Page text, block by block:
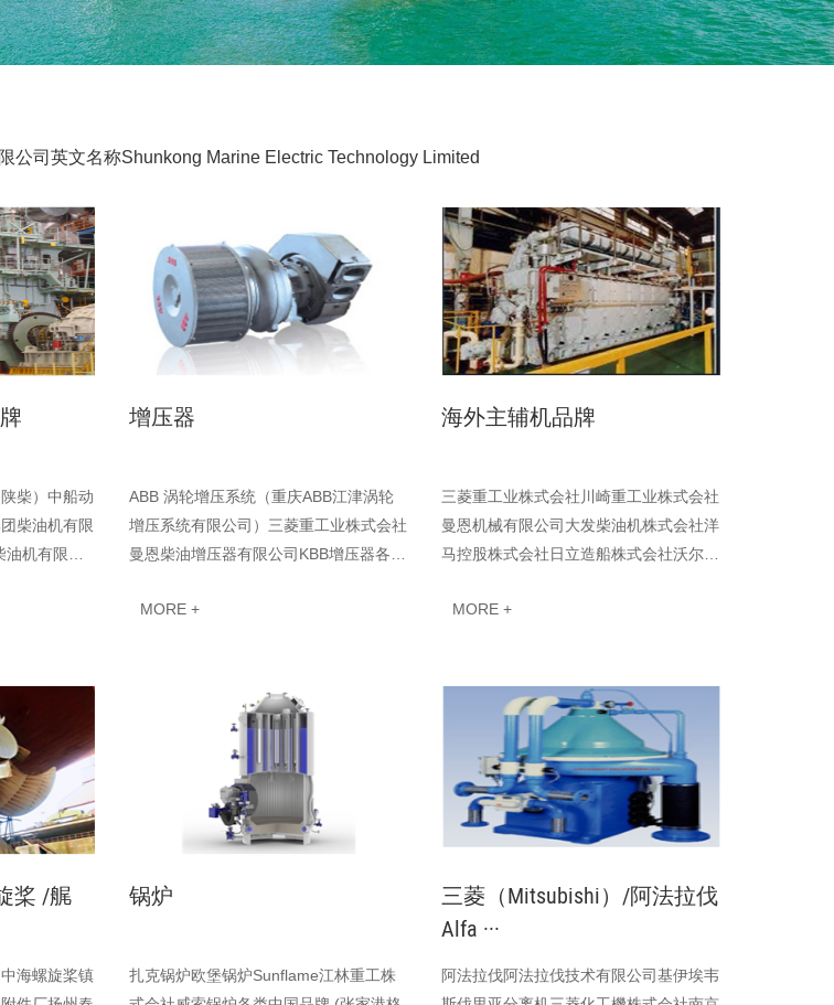
公司英文名称Shunkong Marine Electric Technology Limited
柴）中船动
柴油机有限
机有限公
增压器
ABB 涡轮增压系统（重庆ABB江津涡轮
增压系统有限公司）三菱重工业株式会社
曼恩柴油增压器有限公司KBB增压器各类
压器等） ···
MORE +
海外主辅机品牌
三菱重工业株式会社川崎重工业株式会社
曼恩机械有限公司大发柴油机株式会社洋
马控股株式会社日立造船株式会社沃尔沃
MORE +
桨 /艉
海螺旋桨镇
锅炉
扎克锅炉欧堡锅炉Sunflame江林重工株
三菱（Mitsubishi）/阿法拉伐
Alfa ···
阿法拉伐阿法拉伐技术有限公司基伊埃韦